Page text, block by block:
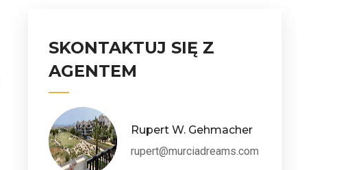
SKONTAKTUJ SIĘ Z
AGENTEM
Rupert W. Gehmacher
rupert@murciadreams.com